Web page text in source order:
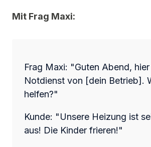
Mit Frag Maxi:
Frag Maxi: "Guten Abend,
Notdienst von [dein Betrieb].
helfen?"
Kunde: "Unsere Heizung ist
aus! Die Kinder frieren!"